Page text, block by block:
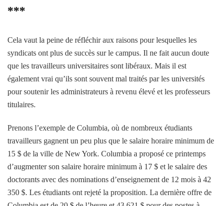
***
Cela vaut la peine de réfléchir aux raisons pour lesquelles les
syndicats ont plus de succès sur le campus. Il ne fait aucun doute
que les travailleurs universitaires sont libéraux. Mais il est
également vrai qu’ils sont souvent mal traités par les universités
pour soutenir les administrateurs à revenu élevé et les professeurs
titulaires.
Prenons l’exemple de Columbia, où de nombreux étudiants
travailleurs gagnent un peu plus que le salaire horaire minimum de
15 $ de la ville de New York. Columbia a proposé ce printemps
d’augmenter son salaire horaire minimum à 17 $ et le salaire des
doctorants avec des nominations d’enseignement de 12 mois à 42
350 $. Les étudiants ont rejeté la proposition. La dernière offre de